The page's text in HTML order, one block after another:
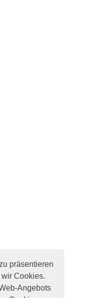
präsentieren
Cookies.
Angebots